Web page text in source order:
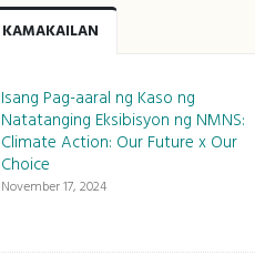
KAMAKAILAN
Isang Pag-aaral ng Kaso ng
Natatanging Eksibisyon ng NMNS:
Climate Action: Our Future x Our
Choice
November 17, 2024